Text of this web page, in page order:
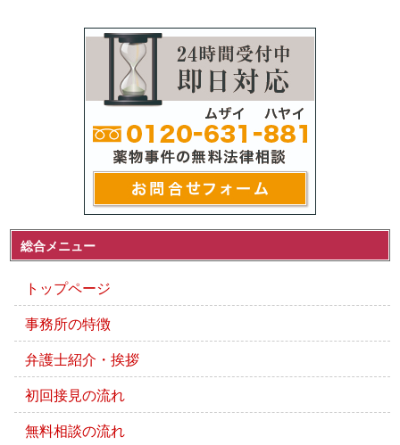
総合メニュー
トップページ
事務所の特徴
弁護士紹介・挨拶
初回接見の流れ
無料相談の流れ